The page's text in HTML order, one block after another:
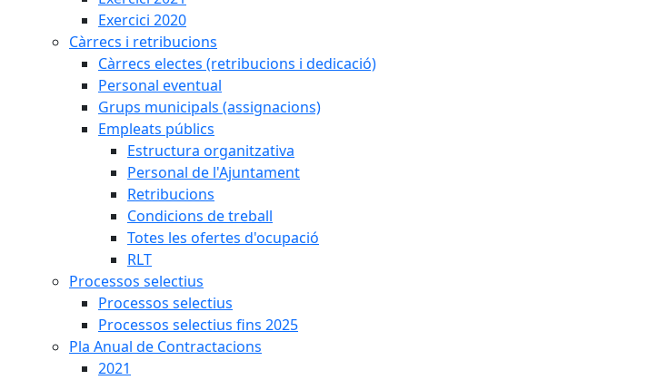
Exercici 2020
Càrrecs i retribucions
Càrrecs electes (retribucions i dedicació)
Personal eventual
Grups municipals (assignacions)
Empleats públics
Estructura organitzativa
Personal de l'Ajuntament
Retribucions
Condicions de treball
Totes les ofertes d'ocupació
RLT
Processos selectius
Processos selectius
Processos selectius fins 2025
Pla Anual de Contractacions
2021